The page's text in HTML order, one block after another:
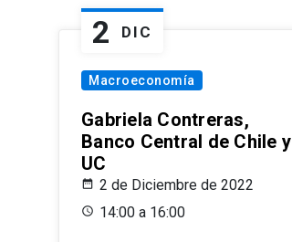
2 DIC
Macroeconomía
Gabriela Contreras,
Banco Central de Chile y
UC
2 de Diciembre de 2022
14:00 a 16:00